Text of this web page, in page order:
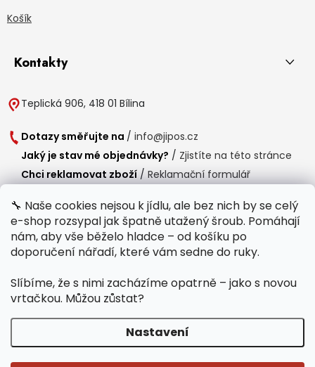
🔧 Naše cookies nejsou k jídlu, ale bez nich by se celý
e-shop rozsypal jak špatně utažený šroub. Pomáhají
nám, aby vše běželo hladce – od košíku po
doporučení nářadí, které vám sedne do ruky.
Slíbíme, že s nimi zacházíme opatrně – jako s novou
vrtačkou. Můžou zůstat?
Nastavení
Košík
Kontakty
Teplická 906, 418 01 Bílina
Dotazy směřujte na / info@jipos.cz
Jaký je stav mé objednávky? / Zjistíte na této stránce
Chci reklamovat zboží / Reklamační formulář
Provozní doba
Po-Čt /
8:00 - 15:00
Polední přestávka /11:00 - 11:30
Copyright 2026Jipos.cz. Všechna práva vyhrazena.Upravit nastavení